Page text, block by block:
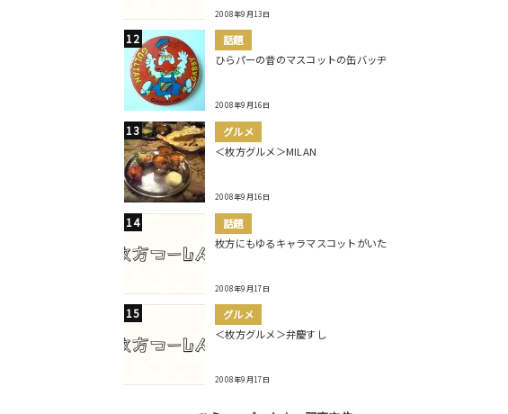
2008年9月13日
話題
ひらパーの昔のマスコットの缶バッヂ
2008年9月16日
グルメ
＜枚方グルメ＞MILAN
2008年9月16日
話題
枚方にもゆるキャラマスコットがいた
2008年9月17日
グルメ
＜枚方グルメ＞弁慶すし
2008年9月17日